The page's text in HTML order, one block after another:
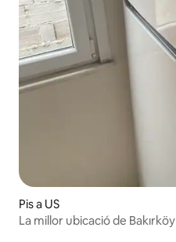
Pis a US
La millor ubicació de Bakırköy